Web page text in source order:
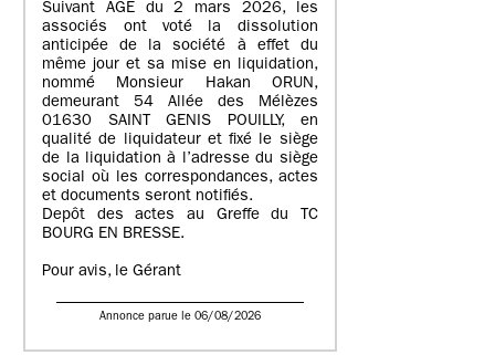
Suivant AGE du 2 mars 2026, les
associés ont voté la dissolution
anticipée de la société à effet du
même jour et sa mise en liquidation,
nommé Monsieur Hakan ORUN,
demeurant 54 Allée des Mélèzes
01630 SAINT GENIS POUILLY, en
qualité de liquidateur et fixé le siège
de la liquidation à l’adresse du siège
social où les correspondances, actes
et documents seront notifiés.
Depôt des actes au Greffe du TC
BOURG EN BRESSE.
Pour avis, le Gérant
Annonce parue le 06/08/2026